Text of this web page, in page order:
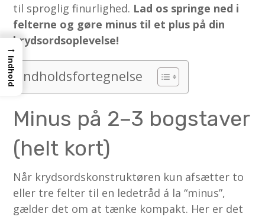
til sproglig finurlighed. Lad os springe ned i
felterne og gøre minus til et plus på din
krydsords­oplevelse!
Indholdsfortegnelse
Minus på 2–3 bogstaver
(helt kort)
Når krydsordskonstruktøren kun afsætter to
eller tre felter til en ledetråd á la “minus”,
gælder det om at tænke kompakt. Her er det
→
Indhold